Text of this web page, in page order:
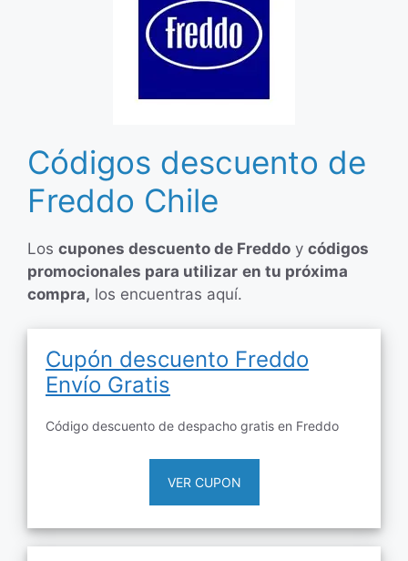
Códigos descuento de
Freddo Chile
Los cupones descuento de Freddo y códigos
promocionales para utilizar en tu próxima
compra, los encuentras aquí.
Cupón descuento Freddo
Envío Gratis
Código descuento de despacho gratis en Freddo
VER CUPON